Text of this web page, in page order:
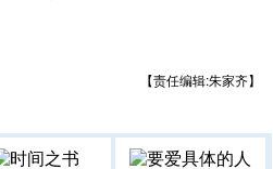
【责任编辑:朱家齐】